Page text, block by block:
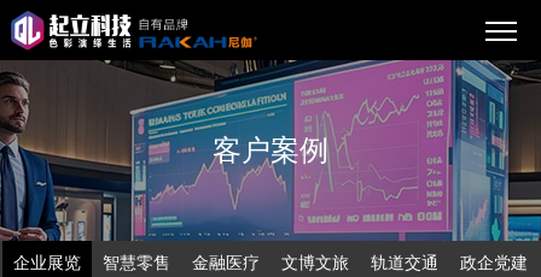
客户案例
企业展览 智慧零售 金融医疗 文博文旅 轨道交通 政企党建